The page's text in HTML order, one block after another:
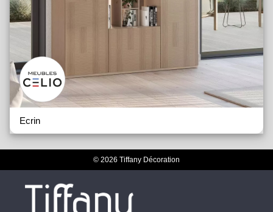
Ecrin
© 2026 Tiffany Décoration